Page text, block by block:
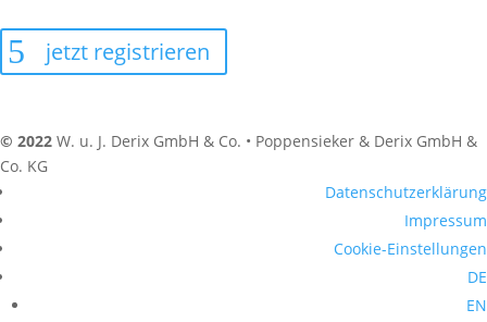
jetzt registrieren
© 2022 W. u. J. Derix GmbH & Co. • Poppensieker & Derix GmbH &
Co. KG
Datenschutzerklärung
Impressum
Cookie-Einstellungen
DE
EN